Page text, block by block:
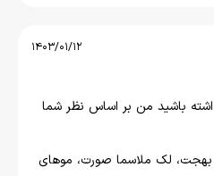
1403/01/12
باشید من بر اساس نظر شما
لک ملاسما صورت، موهای